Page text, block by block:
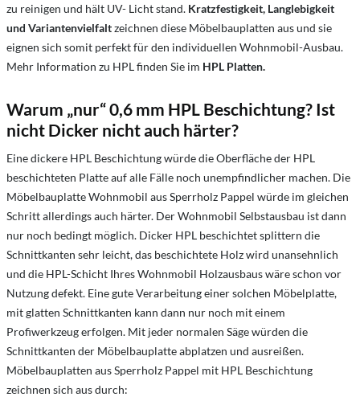
zu reinigen und hält UV- Licht stand. Kratzfestigkeit, Langlebigkeit
und Variantenvielfaltzeichnen diese Möbelbauplatten aus und sie
eignen sich somit perfekt für den individuellen Wohnmobil-Ausbau.
Mehr Information zu HPL finden Sie im HPL Platten.
Warum „nur“ 0,6 mm HPL Beschichtung? Ist
nicht Dicker nicht auch härter?
Eine dickere HPL Beschichtung würde die Oberfläche der HPL
beschichteten Platte auf alle Fälle noch unempfindlicher machen. Die
Möbelbauplatte Wohnmobil aus Sperrholz Pappel würde im gleichen
Schritt allerdings auch härter. Der Wohnmobil Selbstausbau ist dann
nur noch bedingt möglich. Dicker HPL beschichtet splittern die
Schnittkanten sehr leicht, das beschichtete Holz wird unansehnlich
und die HPL-Schicht Ihres Wohnmobil Holzausbaus wäre schon vor
Nutzung defekt. Eine gute Verarbeitung einer solchen Möbelplatte,
mit glatten Schnittkanten kann dann nur noch mit einem
Profiwerkzeug erfolgen. Mit jeder normalen Säge würden die
Schnittkanten der Möbelbauplatte abplatzen und ausreißen.
Möbelbauplatten aus Sperrholz Pappel mit HPL Beschichtung
zeichnen sich aus durch: